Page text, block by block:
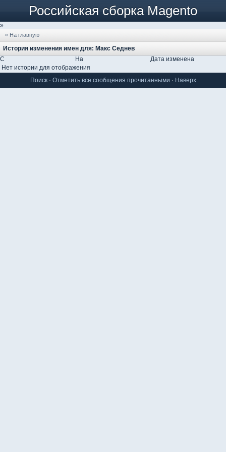
Российская сборка Magento
»
« На главную
История изменения имен для: Макс Седнев
С
На
Дата изменена
Нет истории для отображения
Поиск· Отметить все сообщения прочитанными · Наверх